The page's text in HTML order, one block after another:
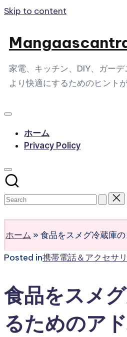
Skip to content
家電、キッチン、DIY、ガー
より快適にするためのヒントが
ホーム
Privacy Policy
ホーム » 食品をスメグ冷蔵庫
Posted in携帯電話＆アクセサ
食品をスメ
るためのア